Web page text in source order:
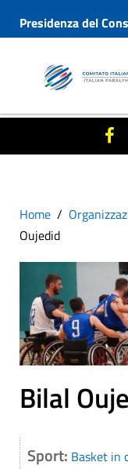
Presidenza del
Home
Oujedid
Bilal
Sport: Basket in